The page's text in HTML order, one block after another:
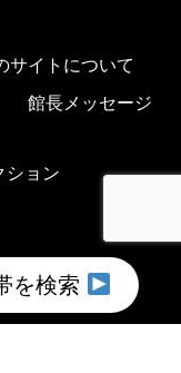
サイトについて
館長メッセージ
ション
を検索